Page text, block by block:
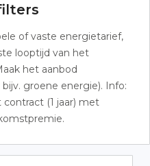
of vaste energietarief,
looptijd van het
het aanbod
groene energie). Info:
contract (1 jaar) met